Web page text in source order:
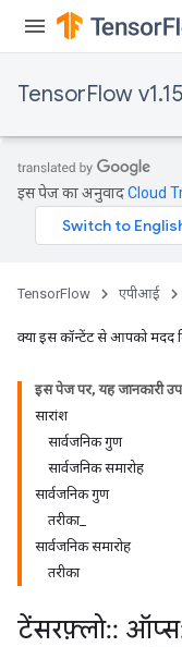
TensorFlow
इस पेज का अनुवादCloud
TensorFlow एपीआई
क्या इस कॉन्टेंट से आपको मदद
इस पेज पर, यह जानकारी
सारांश
सार्वजनिक गुण
सार्वजनिक समारोह
सार्वजनिक गुण
तरीका_
सार्वजनिक समारोह
तरीका
टेंसरफ़्लो:: ऑप्स